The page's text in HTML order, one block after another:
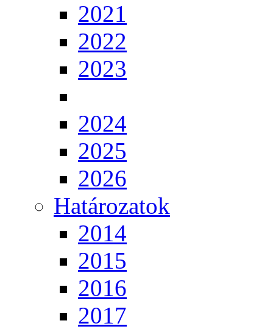
2021
2022
2023
2024
2025
2026
Határozatok
2014
2015
2016
2017